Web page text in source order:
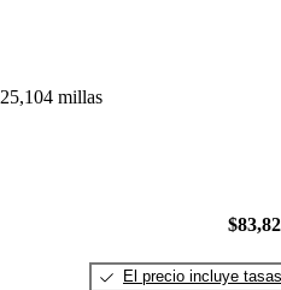
25,104 millas
El precio incluye tasas